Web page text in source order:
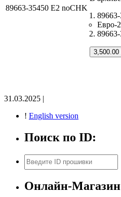
89663-35450 E2 noCHK
Евро-
3,500.00
31.03.2025 |
! English version
Поиск по ID:
Поиск
Онлайн-Магазин